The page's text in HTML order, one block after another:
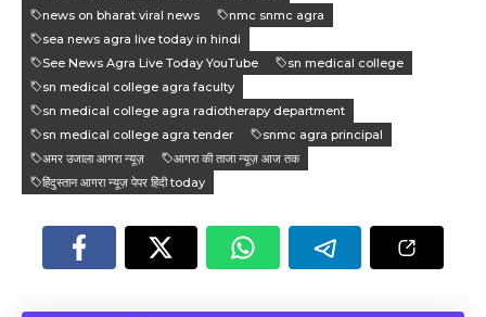
news on bharat viral news
nmc snmc agra
sea news agra live today in hindi
See News Agra Live Today YouTube
sn medical college
sn medical college agra faculty
sn medical college agra radiotherapy department
sn medical college agra tender
snmc agra principal
अमर उजाला आगरा न्यूज़
आगरा की ताजा न्यूज़ आज तक
हिंदुस्तान आगरा न्यूज़ पेपर हिंदी today